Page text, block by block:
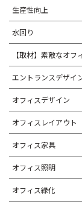
生産性向上
水回り
【取材】素敵なオフ
エントランスデザイ
オフィスデザイン
オフィスレイアウト
オフィス家具
オフィス照明
オフィス緑化